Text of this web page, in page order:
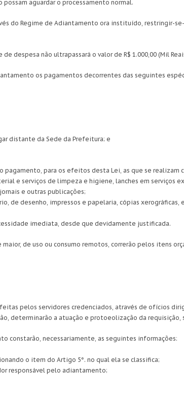
possam aguardar o processamento normal.
do Regime de Adiantamento ora instituído, restringir-
despesa não ultrapassará o valor de R$ 1.000,00 (Mil
os pagamentos decorrentes das seguintes
distante da Sede da Prefeitura; e
pagamento, para os efeitos desta Lei, as que se realizam
e serviços de limpeza e higiene, lanches em serviços
e outras publicações;
de desenho, impressos e papelaria, cópias xerográficas,
imediata, desde que devidamente justificada.
de uso ou consumo remotos, correrão pelos itens
pelos servidores credenciados, através de ofícios
determinarão a atuação e protoeolização da
constarão, necessariamente, as seguintes informações:
o item do Artigo 5°. no qual ela se classifica;
responsável pelo adiantamento;